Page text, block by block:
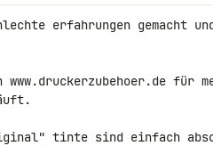
erfahrungen gemacht
für
tinte sind einfach